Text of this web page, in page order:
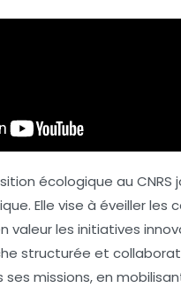
écologique au
Elle vise à éveiller les
valeur les initiatives
structurée et
missions, en